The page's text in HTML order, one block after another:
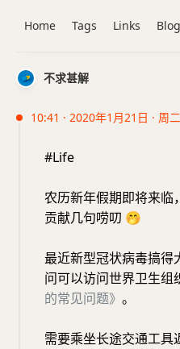
不求甚解
10:41 · 2020年1月21日 · 周二
#Life
农历新年假期即将来临
贡献几句唠叨 🤭
最近新型冠状病毒搞得
问可以访问世界卫生组
的常见问题》 。
需要乘坐长途交通工具
Home Tags Links Blog